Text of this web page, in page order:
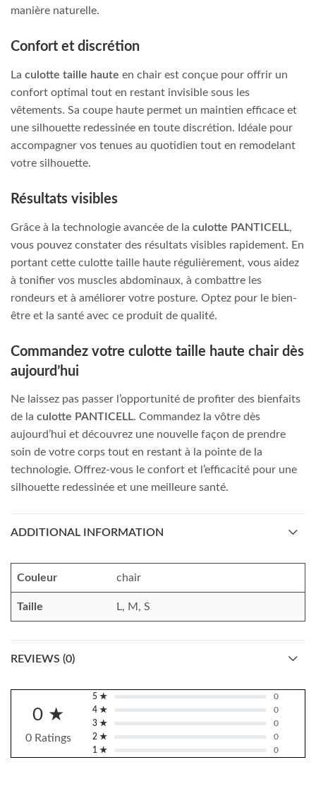
manière naturelle.
Confort et discrétion
La culotte taille haute en chair est conçue pour offrir un
confort optimal tout en restant invisible sous les
vêtements. Sa coupe haute permet un maintien efficace et
une silhouette redessinée en toute discrétion. Idéale pour
accompagner vos tenues au quotidien tout en remodelant
votre silhouette.
Résultats visibles
Grâce à la technologie avancée de la culotte PANTICELL,
vous pouvez constater des résultats visibles rapidement. En
portant cette culotte taille haute régulièrement, vous aidez
à tonifier vos muscles abdominaux, à combattre les
rondeurs et à améliorer votre posture. Optez pour le bien-
être et la santé avec ce produit de qualité.
Commandez votre culotte taille haute chair dès
aujourd’hui
Ne laissez pas passer l’opportunité de profiter des bienfaits
de la culotte PANTICELL. Commandez la vôtre dès
aujourd’hui et découvrez une nouvelle façon de prendre
soin de votre corps tout en restant à la pointe de la
technologie. Offrez-vous le confort et l’efficacité pour une
silhouette redessinée et une meilleure santé.
ADDITIONAL INFORMATION
Couleur chair
Taille L, M, S
REVIEWS (0)
0 ★
0 Ratings
5 ★
0
4 ★
0
3 ★
0
2 ★
0
1 ★
0